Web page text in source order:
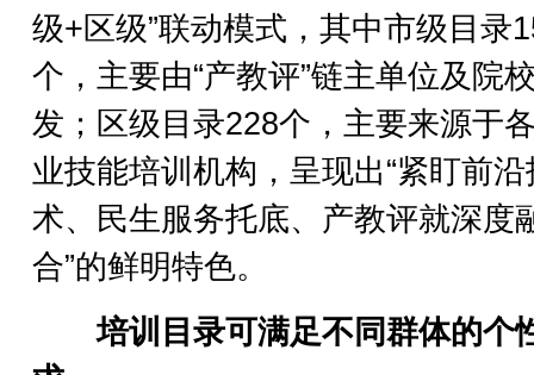
级+区级”联动模式，其中市级目录
个，主要由“产教评”链主单位及院
发；区级目录228个，主要来源于
业技能培训机构，呈现出“紧盯前沿
术、民生服务托底、产教评就深度
合”的鲜明特色。
培训目录可满足不同群体的个